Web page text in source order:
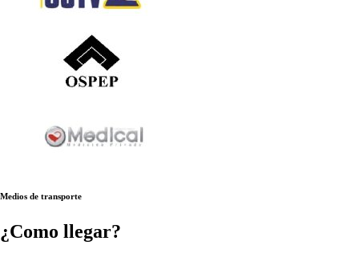
Medios de transporte
¿Como llegar?